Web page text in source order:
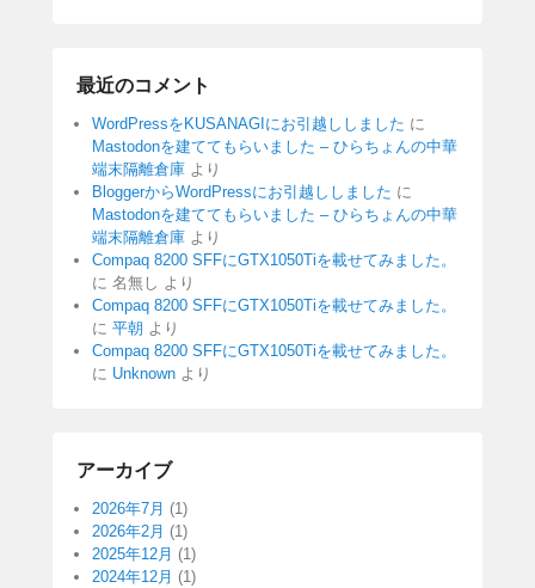
最近のコメント
WordPressをKUSANAGIにお引越ししました に
Mastodonを建ててもらいました – ひらちょんの中華
端末隔離倉庫 より
BloggerからWordPressにお引越ししました に
Mastodonを建ててもらいました – ひらちょんの中華
端末隔離倉庫 より
Compaq 8200 SFFにGTX1050Tiを載せてみました。
に 名無し より
Compaq 8200 SFFにGTX1050Tiを載せてみました。
に 平朝 より
Compaq 8200 SFFにGTX1050Tiを載せてみました。
に Unknown より
アーカイブ
2026年7月 (1)
2026年2月 (1)
2025年12月 (1)
2024年12月 (1)